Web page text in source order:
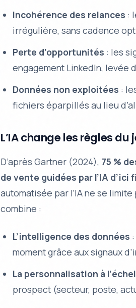
Incohérence des relances :
irrégulière, sans cadence
Perte d’opportunités : les
engagement LinkedIn, levée
Données non exploitées :
fichiers éparpillés au lieu
L’IA change les règles du
D’après Gartner (2024), 75 %
de vente guidées par l’IA d’ici
automatisée par l’IA ne se
combine :
L’intelligence des données
moment grâce aux signaux
La personnalisation à
prospect (secteur, poste,